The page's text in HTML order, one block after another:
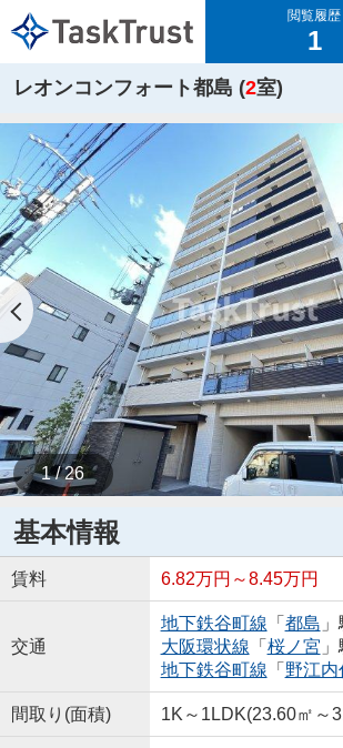
閲覧履歴
1
レオンコンフォート都島 (2室)
1 / 26
基本情報
賃料 6.82万円～8.45万円
交通
地下鉄谷町線 「 都島
大阪環状線 「 桜ノ宮
地下鉄谷町線 「 野江内
間取り(面積) 1K～1LDK(23.60㎡～